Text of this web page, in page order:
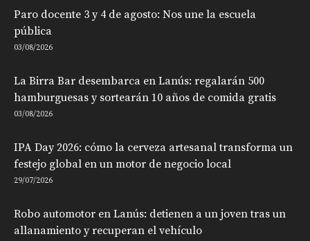
Paro docente 3 y 4 de agosto: Nos une la escuela
pública
03/08/2026
La Birra Bar desembarca en Lanús: regalarán 500
hamburguesas y sortearán 10 años de comida gratis
03/08/2026
IPA Day 2026: cómo la cerveza artesanal transforma un
festejo global en un motor de negocio local
29/07/2026
Robo automotor en Lanús: detienen a un joven tras un
allanamiento y recuperan el vehículo